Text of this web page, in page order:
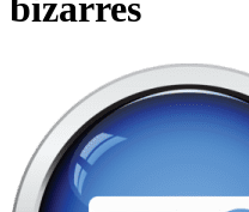
bizarres